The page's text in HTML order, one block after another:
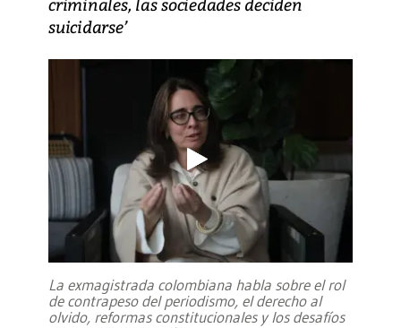
suicidarse’
La exmagistrada colombiana habla sobre el rol
de contrapeso del periodismo, el derecho al
olvido, reformas constitucionales y los desafíos